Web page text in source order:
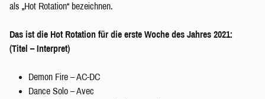
als „Hot Rotation“ bezeichnen.
Das ist die Hot Rotation für die erste Woche des Jahres 2021:
(Titel – Interpret)
Demon Fire – AC-DC
Dance Solo – Avec